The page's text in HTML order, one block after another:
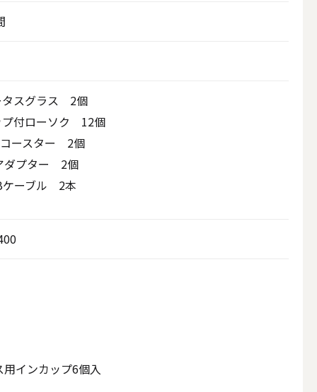
タスグラス 2個
プ付ローソク 12個
コースター 2個
ダプター 2個
ケーブル 2本
インカップ6個入